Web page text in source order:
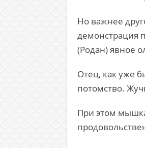
Но важнее
демонстрация
(Родан) явное
Отец, как уже
потомство.
При этом